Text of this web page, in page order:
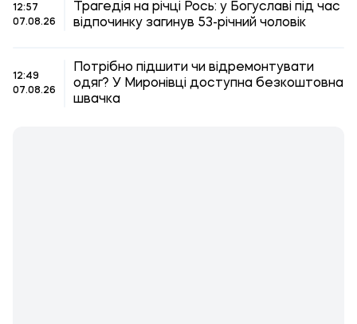
12:57
07.08.26
Трагедія на річці Рось: у Богуславі під час
відпочинку загинув 53-річний чоловік
12:49
07.08.26
Потрібно підшити чи відремонтувати
одяг? У Миронівці доступна безкоштовна
швачка